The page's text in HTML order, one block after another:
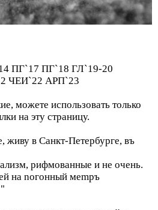
ПГ`17 ПГ`18 ГЛ`19-20
ЧЕИ`22 АРП`23
можете использовать только
на эту страницу.
живу в Санкт-Петербурге, въ
рифмованные и не очень.
на nогонный меmръ